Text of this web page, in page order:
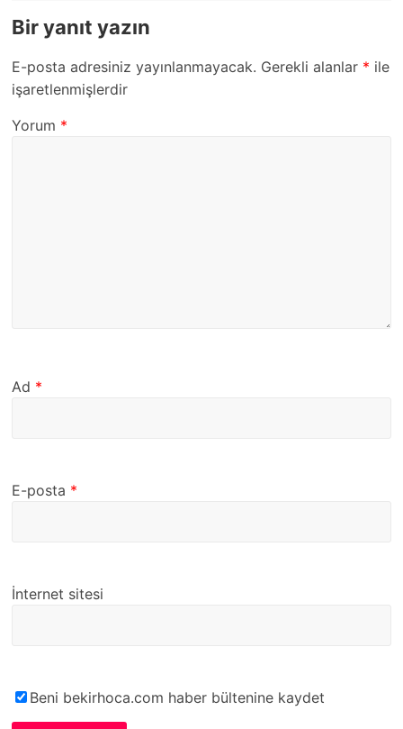
Bir yanıt yazın
E-posta adresiniz yayınlanmayacak. Gerekli alanlar * ile
işaretlenmişlerdir
Yorum *
Ad *
E-posta *
İnternet sitesi
Beni bekirhoca.com haber bültenine kaydet